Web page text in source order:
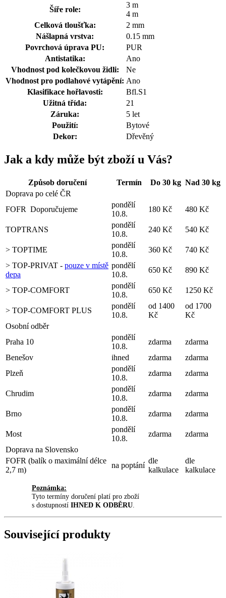
Šíře role:
3 m
4 m
Celková tloušťka:
2 mm
Nášlapná vrstva:
0.15 mm
Povrchová úprava PU:
PUR
Antistatika:
Ano
Vhodnost pod kolečkovou židli:
Ne
Vhodnost pro podlahové vytápění: Ano
Klasifikace hořlavosti:
Bfl.S1
Užitná třída:
21
Záruka:
5 let
Použití:
Bytové
Dekor:
Dřevěný
Jak a kdy může být zboží u Vás?
Způsob doručení Termín Do 30 kg Nad 30 kg
Doprava po celé ČR
FOFR Doporučujeme
pondělí
10.8.
180 Kč 480 Kč
TOPTRANS
pondělí
10.8.
240 Kč 540 Kč
> TOPTIME
pondělí
10.8.
360 Kč
740 Kč
> TOP-PRIVAT - pouze v místě
depa
pondělí
10.8.
650 Kč 890 Kč
> TOP-COMFORT
pondělí
10.8.
650 Kč 1250 Kč
> TOP-COMFORT PLUS
pondělí
10.8.
od 1400
Kč
od 1700
Kč
Osobní odběr
Praha 10
pondělí
10.8.
zdarma
zdarma
Benešov
ihned zdarma
zdarma
Plzeň
pondělí
10.8.
zdarma zdarma
Chrudim
pondělí
10.8.
zdarma zdarma
Brno
pondělí
10.8.
zdarma zdarma
Most
pondělí
10.8.
zdarma
zdarma
Doprava na Slovensko
FOFR (balík o maximální délce
2,7 m)
na poptání
dle
kalkulace
dle
kalkulace
Poznámka:
Tyto termíny doručení platí pro zboží
s dostupností IHNED K ODBĚRU
Související produkty